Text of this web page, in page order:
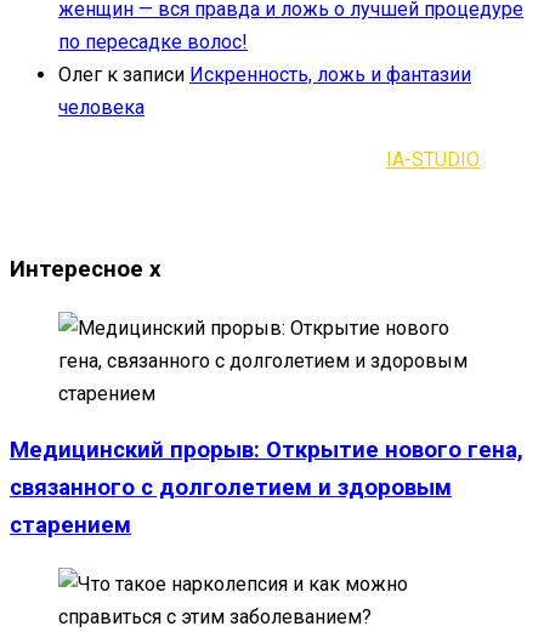
женщин — вся правда и ложь о лучшей процедуре
по пересадке волос!
Олег к записи Искренность, ложь и фантазии
человека
IA-STUDIO
Интересное x
Медицинский прорыв: Открытие нового гена,
связанного с долголетием и здоровым
старением